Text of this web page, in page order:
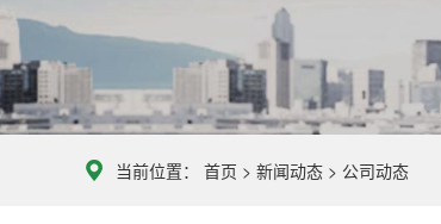
当前位置： 首页 > 新闻动态 > 公司动态